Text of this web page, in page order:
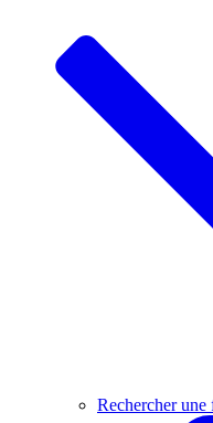
Rechercher une